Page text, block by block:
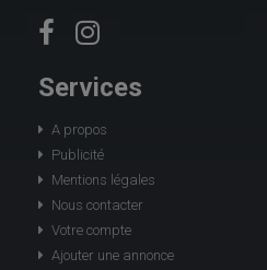
Services
A propos
Publicité
Mentions légales
Nous contacter
Votre compte
Ajouter une annonce